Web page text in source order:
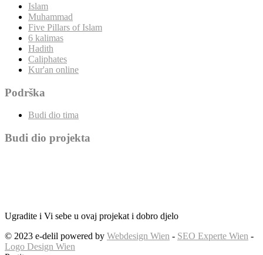
Islam
Muhammad
Five Pillars of Islam
6 kalimas
Hadith
Caliphates
Kur'an online
Podrška
Budi dio tima
Budi dio projekta
Ugradite i Vi sebe u ovaj projekat i dobro djelo
© 2023 e-delil powered by Webdesign Wien - SEO Experte Wien -
Logo Design Wien